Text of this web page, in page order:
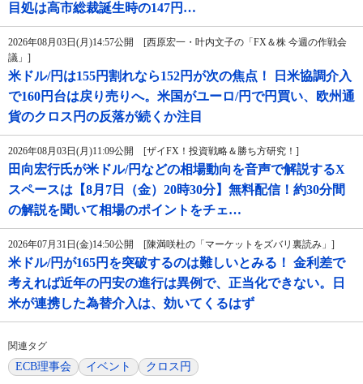
目処は高市総裁誕生時の147円…
2026年08月03日(月)14:57公開 [西原宏一・叶内文子の「FX＆株 今週の作戦会
議」]
米ドル/円は155円割れなら152円が次の焦点！ 日米協調介入
で160円台は戻り売りへ。米国がユーロ/円で円買い、欧州通
貨のクロス円の反落が続くか注目
2026年08月03日(月)11:09公開 [ザイFX！投資戦略＆勝ち方研究！]
田向宏行氏が米ドル/円などの相場動向を音声で解説するX
スペースは【8月7日（金）20時30分】無料配信！約30分間
の解説を聞いて相場のポイントをチェ…
2026年07月31日(金)14:50公開 [陳満咲杜の「マーケットをズバリ裏読み」]
米ドル/円が165円を突破するのは難しいとみる！ 金利差で
考えれば近年の円安の進行は異例で、正当化できない。日
米が連携した為替介入は、効いてくるはず
関連タグ
ECB理事会 イベント クロス円